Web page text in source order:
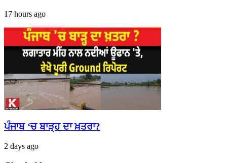
17 hours ago
ਪੰਜਾਬ ‘ਚ ਬਾੜ੍ਹ ਦਾ ਖ਼ਤਰਾ?
2 days ago